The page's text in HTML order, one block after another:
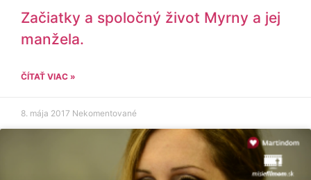
Začiatky a spoločný život Myrny a jej
manžela.
ČÍTAŤ VIAC »
8. mája 2017 Nekomentované